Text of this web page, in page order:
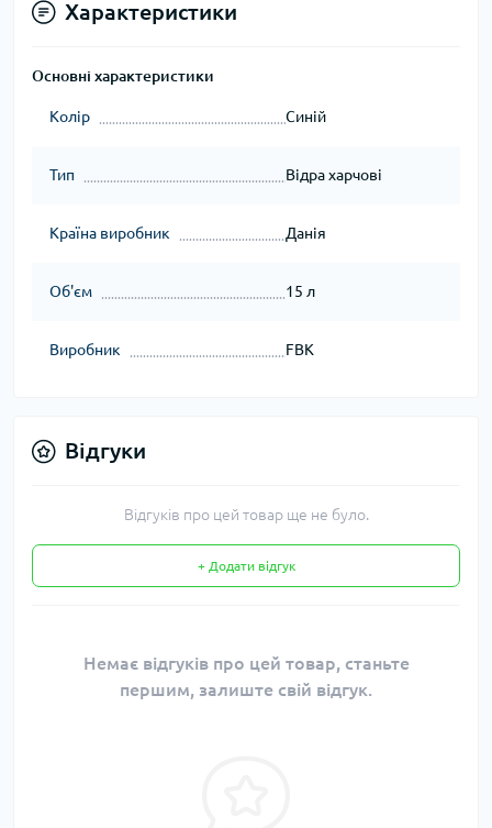
Характеристики
Основні характеристики
Колір Синій
Тип Відра харчові
Країна виробник Данія
Об'єм 15 л
Виробник FBK
Відгуки
Відгуків про цей товар ще не було.
+ Додати відгук
Немає відгуків про цей товар, станьте
першим, залиште свій відгук.